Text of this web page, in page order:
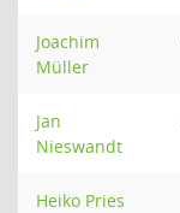
Joachim
Müller
Jan
Nieswandt
Heiko Pries